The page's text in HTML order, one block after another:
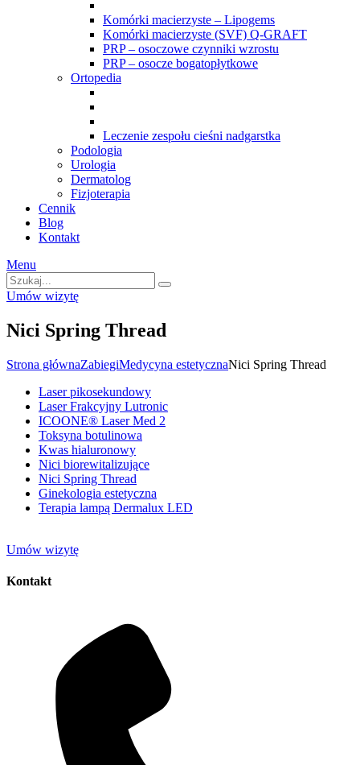
Komórki macierzyste – Lipogems
Komórki macierzyste (SVF) Q-GRAFT
PRP – osoczowe czynniki wzrostu
PRP – osocze bogatopłytkowe
Ortopedia
Leczenie zespołu cieśni nadgarstka
Podologia
Urologia
Dermatolog
Fizjoterapia
Cennik
Blog
Kontakt
Menu
Umów wizytę
Nici Spring Thread
Strona głównaZabiegiMedycyna estetycznaNici Spring Thread
Laser pikosekundowy
Laser Frakcyjny Lutronic
ICOONE® Laser Med 2
Toksyna botulinowa
Kwas hialuronowy
Nici biorewitalizujące
Nici Spring Thread
Ginekologia estetyczna
Terapia lampą Dermalux LED
Umów wizytę
Kontakt